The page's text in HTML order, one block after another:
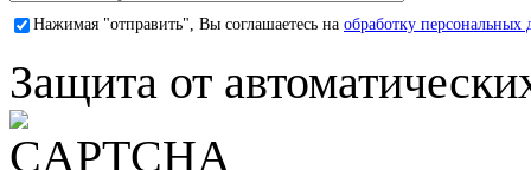
Нажимая "отправить", Вы соглашаетесь на обработку персональных
Защита от